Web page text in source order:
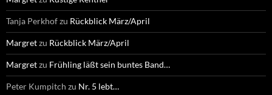
Tanja Perkhofzu Rückblick März/April
Margretzu Rückblick März/April
Margretzu Frühling läßt sein buntes Band…
Peter Kumpitch zu Nr. 5 lebt…